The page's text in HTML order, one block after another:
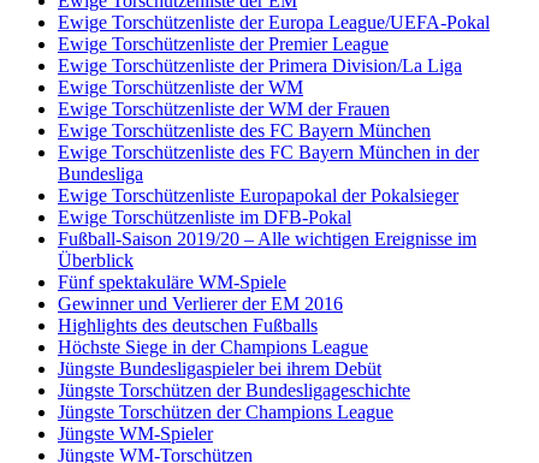
Ewige Torschützenliste der Europa League/UEFA-Pokal
Ewige Torschützenliste der Premier League
Ewige Torschützenliste der Primera Division/La Liga
Ewige Torschützenliste der WM
Ewige Torschützenliste der WM der Frauen
Ewige Torschützenliste des FC Bayern München
Ewige Torschützenliste des FC Bayern München in der
Bundesliga
Ewige Torschützenliste Europapokal der Pokalsieger
Ewige Torschützenliste im DFB-Pokal
Fußball-Saison 2019/20 – Alle wichtigen Ereignisse im
Überblick
Fünf spektakuläre WM-Spiele
Gewinner und Verlierer der EM 2016
Highlights des deutschen Fußballs
Höchste Siege in der Champions League
Jüngste Bundesligaspieler bei ihrem Debüt
Jüngste Torschützen der Bundesligageschichte
Jüngste Torschützen der Champions League
Jüngste WM-Spieler
Jüngste WM-Torschützen